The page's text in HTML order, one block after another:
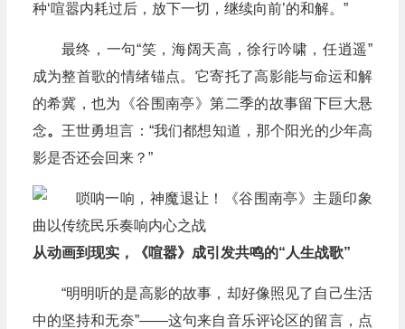
种‘喧嚣内耗过后，放下一切，继续向前’的和解。”
最终，一句“笑，海阔天高，徐行吟啸，任逍遥”
成为整首歌的情绪锚点。它寄托了高影能与命运和解
的希冀，也为《谷围南亭》第二季的故事留下巨大悬
念。 王世勇坦言：“我们都想知道，那个阳光的少年高
影是否还会回来？”
从动画到现实，《喧嚣》成引发共鸣的“人生战歌”
“明明听的是高影的故事，却好像照见了自己生活
中的坚持和无奈”——这句来自音乐评论区的留言，点